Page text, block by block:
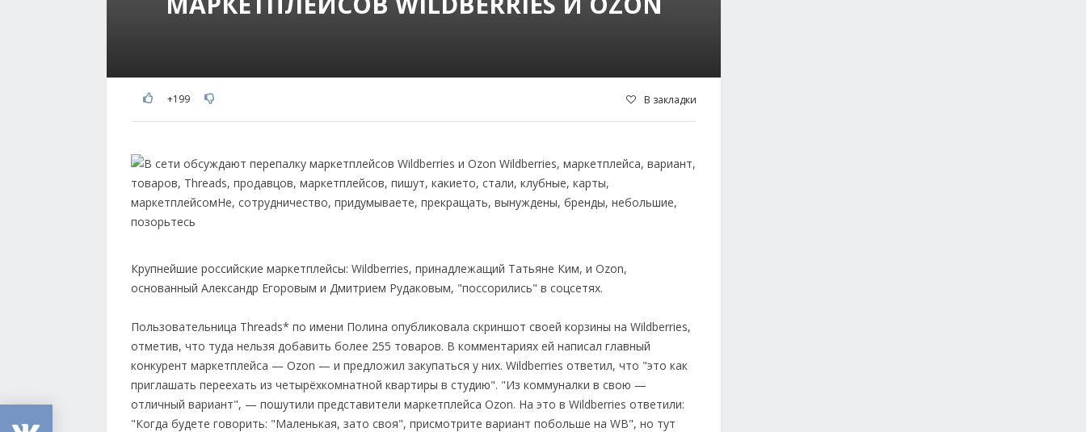
+199 В закладки
Крупнейшие российские маркетплейсы: Wildberries, принадлежащий Татьяне Ким, и Ozon,
основанный Александр Егоровым и Дмитрием Рудаковым, "поссорились" в соцсетях.
Пользовательница Threads* по имени Полина опубликовала скриншот своей корзины на Wildberries,
отметив, что туда нельзя добавить более 255 товаров. В комментариях ей написал главный
конкурент маркетплейса — Ozon — и предложил закупаться у них. Wildberries ответил, что "это как
приглашать переехать из четырёхкомнатной квартиры в студию". "Из коммуналки в свою —
отличный вариант", — пошутили представители маркетплейса Ozon. На это в Wildberries ответили:
"Когда будете говорить: "Маленькая, зато своя", присмотрите вариант побольше на WB", но тут